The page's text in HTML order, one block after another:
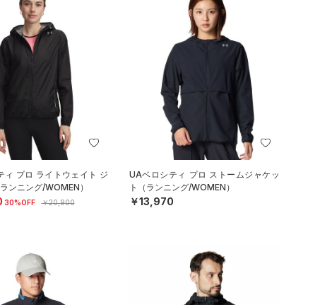
ィ プロ ライトウェイト ジ
ンニング/WOMEN）
30%OFF ￥20,900
UAベロシティ プロ ストームジャケッ
ト（ランニング/WOMEN）
￥13,970